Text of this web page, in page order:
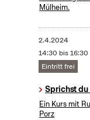
Mülheim.
2.4.2024
14:30 bis 16:30
Eintritt frei
Sprichst du
Ein Kurs mit
Porz